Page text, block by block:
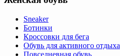
Sneaker
Ботинки
Кроссовки для бега
Обувь для активного отдыха
Повседневная обувь